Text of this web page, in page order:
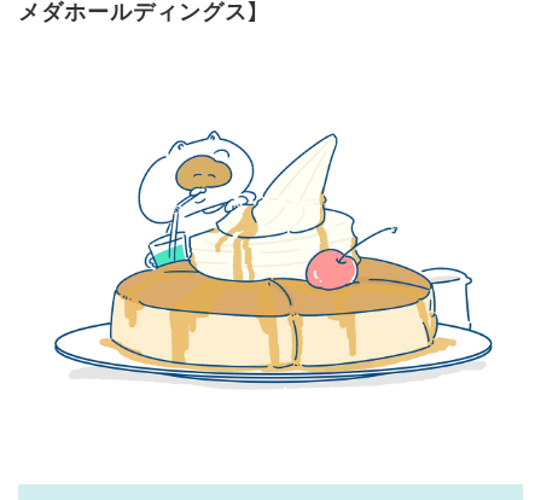
メダホールディングス】